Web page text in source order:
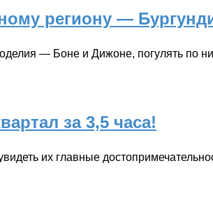
региону —
— Боне и Дижоне, погулять по
за 3,5 часа!
их главные